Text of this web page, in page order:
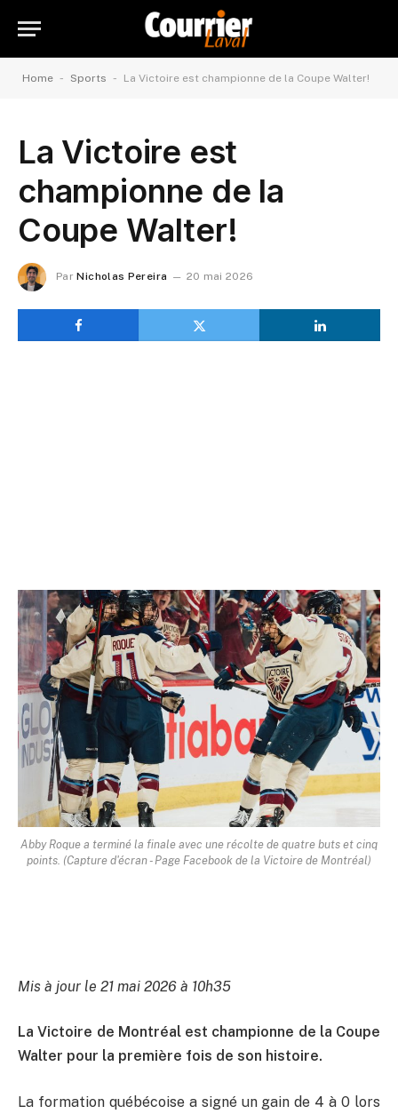
Home - Sports - La Victoire est championne de la Coupe Walter!
La Victoire est
championne de la
Coupe Walter!
Par Nicholas Pereira 20 mai 2026
Abby Roque a terminé la finale avec une récolte de quatre buts et cinq
points. (Capture d'écran - Page Facebook de la Victoire de Montréal)
Mis à jour le 21 mai 2026 à 10h35
La Victoire de Montréal est championne de la Coupe
Walter pour la première fois de son histoire.
La formation québécoise a signé un gain de 4 à 0 lors